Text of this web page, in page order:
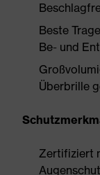
Beste
Be- und
Überbrille
Zertifiziert